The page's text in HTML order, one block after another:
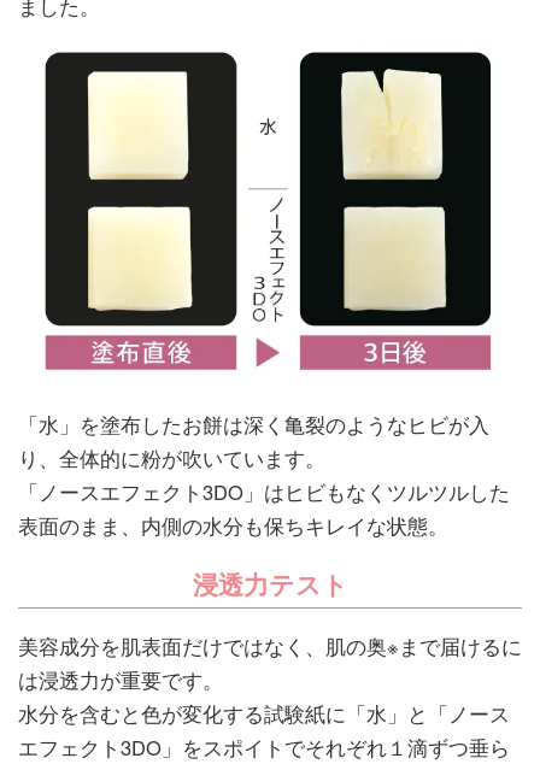
「水」を塗布したお餅は深く亀裂のようなヒビが入
り、全体的に粉が吹いています。
「ノースエフェクト3DO」はヒビもなくツルツルした
表面のまま、内側の水分も保ちキレイな状態。
浸透力テスト
美容成分を肌表面だけではなく、肌の奥※まで届けるに
は浸透力が重要です。
水分を含むと色が変化する試験紙に「水」と「ノース
エフェクト3DO」をスポイトでそれぞれ１滴ずつ垂ら